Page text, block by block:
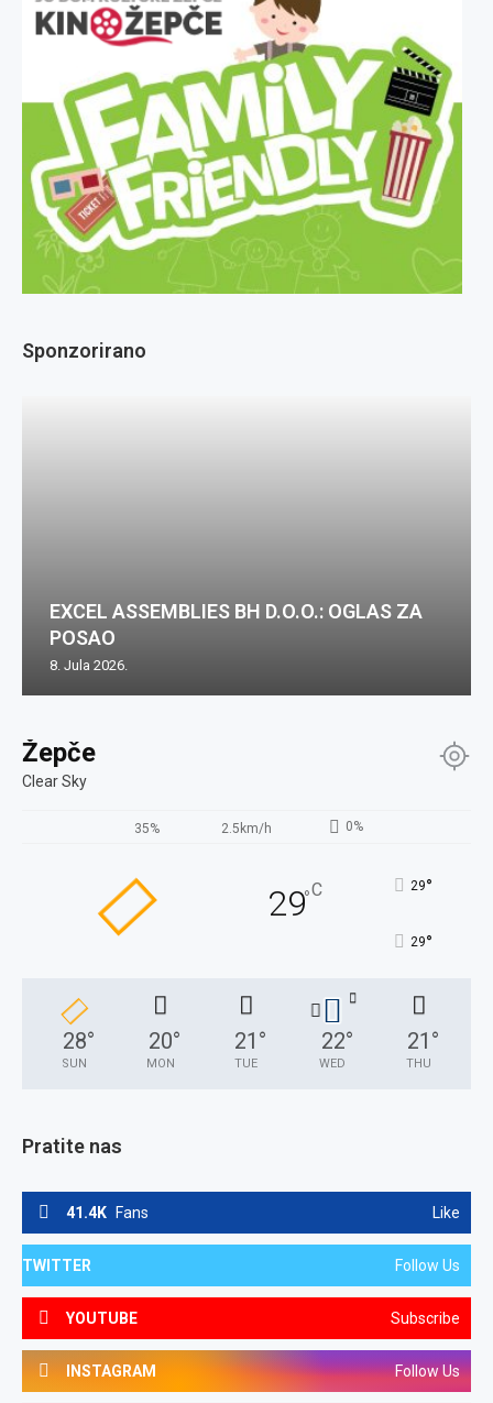
Žepče
Clear Sky
35% 2.5km/h 0%
29°C 29°
29°
28°
SUN
20°
MON
21 °
TUE
22°
WED
21 °
THU
Pratite nas
41.4K Fans Like
TWITTER Follow Us
YOUTUBE Subscribe
INSTAGRAM Follow Us
Sponzorirano
EXCEL ASSEMBLIES BH D.O.O.: OGLAS ZA
POSAO
8. Jula 2026.